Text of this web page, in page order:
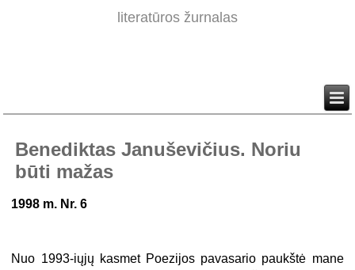
literatūros žurnalas
Benediktas Januševičius. Noriu
būti mažas
1998 m. Nr. 6
Nuo 1993-iųjų kasmet Poezijos pavasario paukštė mane